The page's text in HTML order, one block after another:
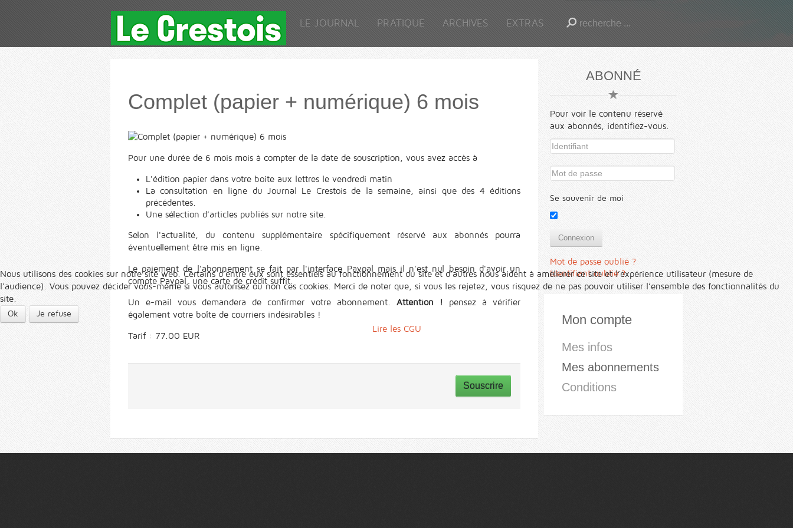
LE JOURNAL PRATIQUE ARCHIVES EXTRAS
Complet (papier + numérique) 6 mois
Pour une durée de 6 mois mois à compter de la date de souscription, vous avez accès à
L'édition papier dans votre boite aux lettres le vendredi matin
La consultation en ligne du Journal Le Crestois de la semaine, ainsi que des 4 éditions
précédentes.
Une sélection d’articles publiés sur notre site.
Selon l'actualité, du contenu supplémentaire spécifiquement réservé aux abonnés pourra
éventuellement être mis en ligne.
Le paiement de l'abonnement se fait par l'interface Paypal mais il n'est nul besoin d'avoir un
compte Paypal, une carte de crédit suffit.
Un e-mail vous demandera de confirmer votre abonnement. Attention !
pensez à vérifier
également votre boîte de courriers indésirables !
Tarif : 77.00 EUR
Souscrire
ABONNÉ
Pour voir le contenu réservé
aux abonnés, identifiez-vous.
Se souvenir de moi
Connexion
Mot de passe oublié ?
Identifiant oublié ?
Mon compte
Mes infos
Mes abonnements
Conditions
Nous utilisons des cookies sur notre site web. Certains d’entre eux sont essentiels au fonctionnement du site et d’autres nous aident à améliorer ce site et l’expérience utilisateur (mesure de
l'audience). Vous pouvez décider vous-même si vous autorisez ou non ces cookies. Merci de noter que, si vous les rejetez, vous risquez de ne pas pouvoir utiliser l’ensemble des fonctionnalités du
site.
Ok Je refuse
Lire les CGU